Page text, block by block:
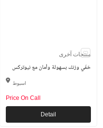
منتجات آخرى
خفّي وزنك بسهولة وأمان مع نيوتركس
اسيوط
Price On Call
Detail